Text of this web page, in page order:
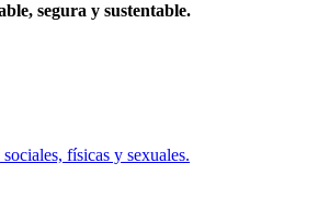
segura y sustentable.
físicas y sexuales.